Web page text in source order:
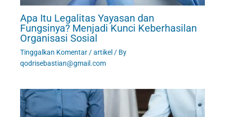
Apa Itu Legalitas Yayasan dan
Fungsinya? Menjadi Kunci Keberhasilan
Organisasi Sosial
Tinggalkan Komentar/artikel / By
qodrisebastian@gmail.com